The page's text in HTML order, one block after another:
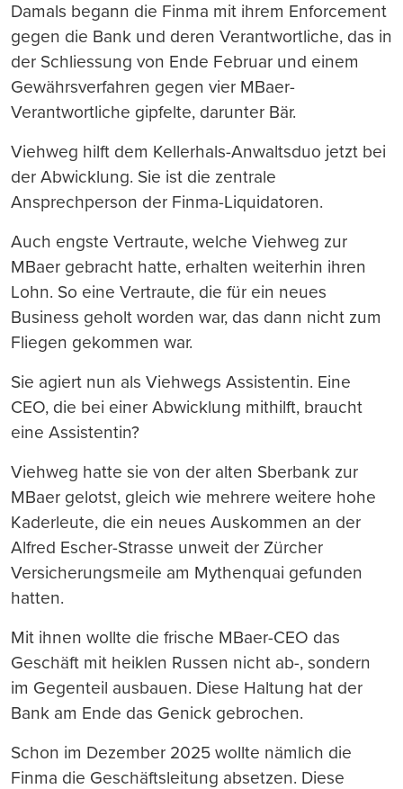
Damals begann die Finma mit ihrem Enforcement
gegen die Bank und deren Verantwortliche, das in
der Schliessung von Ende Februar und einem
Gewährsverfahren gegen vier MBaer-
Verantwortliche gipfelte, darunter Bär.
Viehweg hilft dem Kellerhals-Anwaltsduo jetzt bei
der Abwicklung. Sie ist die zentrale
Ansprechperson der Finma-Liquidatoren.
Auch engste Vertraute, welche Viehweg zur
MBaer gebracht hatte, erhalten weiterhin ihren
Lohn. So eine Vertraute, die für ein neues
Business geholt worden war, das dann nicht zum
Fliegen gekommen war.
Sie agiert nun als Viehwegs Assistentin. Eine
CEO, die bei einer Abwicklung mithilft, braucht
eine Assistentin?
Viehweg hatte sie von der alten Sberbank zur
MBaer gelotst, gleich wie mehrere weitere hohe
Kaderleute, die ein neues Auskommen an der
Alfred Escher-Strasse unweit der Zürcher
Versicherungsmeile am Mythenquai gefunden
hatten.
Mit ihnen wollte die frische MBaer-CEO das
Geschäft mit heiklen Russen nicht ab-, sondern
im Gegenteil ausbauen. Diese Haltung hat der
Bank am Ende das Genick gebrochen.
Schon im Dezember 2025 wollte nämlich die
Finma die Geschäftsleitung absetzen. Diese